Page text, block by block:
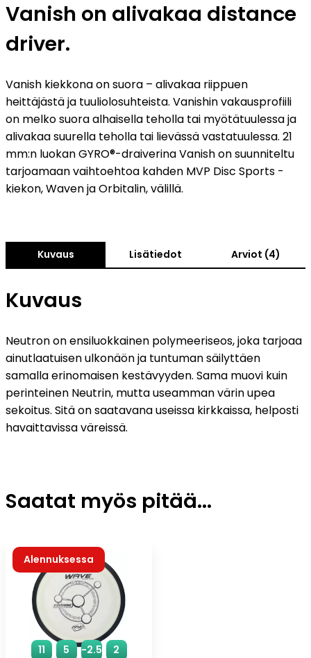
Vanish on alivakaa distance
driver.
Vanish kiekkona on suora – alivakaa riippuen
heittäjästä ja tuuliolosuhteista. Vanishin vakausprofiili
on melko suora alhaisella teholla tai myötätuulessa ja
alivakaa suurella teholla tai lievässä vastatuulessa. 21
mm:n luokan GYRO®-draiverina Vanish on suunniteltu
tarjoamaan vaihtoehtoa kahden MVP Disc Sports -
kiekon, Waven ja Orbitalin, välillä.
Kuvaus Lisätiedot Arviot (4)
Kuvaus
Neutron on ensiluokkainen polymeeriseos, joka tarjoaa
ainutlaatuisen ulkonäön ja tuntuman säilyttäen
samalla erinomaisen kestävyyden. Sama muovi kuin
perinteinen Neutrin, mutta useamman värin upea
sekoitus. Sitä on saatavana useissa kirkkaissa, helposti
havaittavissa väreissä.
Saatat myös pitää...
11 5 -2.5 2
Alennuksessa